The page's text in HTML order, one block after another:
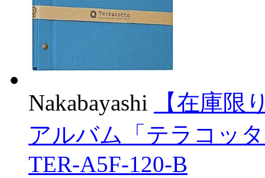
Nakabayashi
【在庫限
アルバム「テラコッ
TER-A5F-120-B